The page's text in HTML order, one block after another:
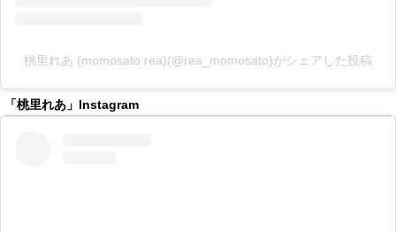
桃里れあ (momosato rea)(@rea_momosato)がシェアした投稿
「桃里れあ」Instagram